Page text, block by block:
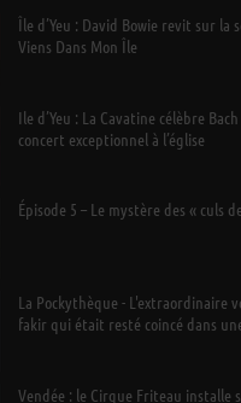
Île d’Yeu : David Bowie revit sur la
Viens Dans Mon Île
Ile d’Yeu : La Cavatine célèbre
concert exceptionnel à l’église
Épisode 5 – Le mystère des « culs
La Pockythèque - L'extraordinaire
fakir qui était resté coincé dans
Vendée : le Cirque Friteau installe